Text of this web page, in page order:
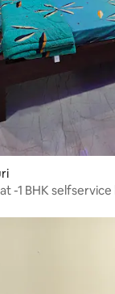
-1 BHK